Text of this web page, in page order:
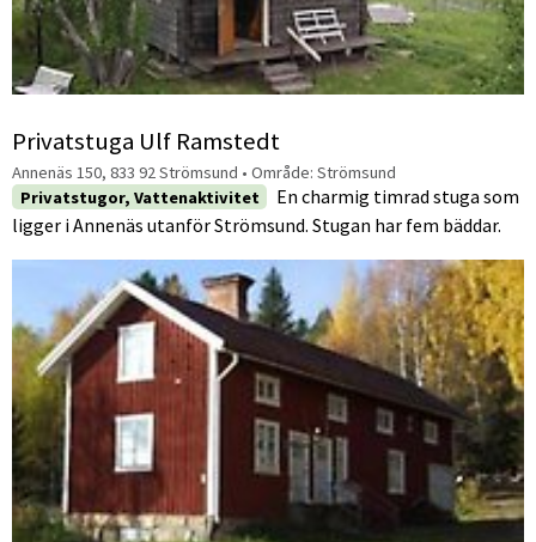
Privatstuga Ulf Ramstedt
Annenäs 150, 833 92 Strömsund • Område: Strömsund
Privatstugor, Vattenaktivitet
En charmig timrad stuga som
ligger i Annenäs utanför Strömsund. Stugan har fem bäddar.